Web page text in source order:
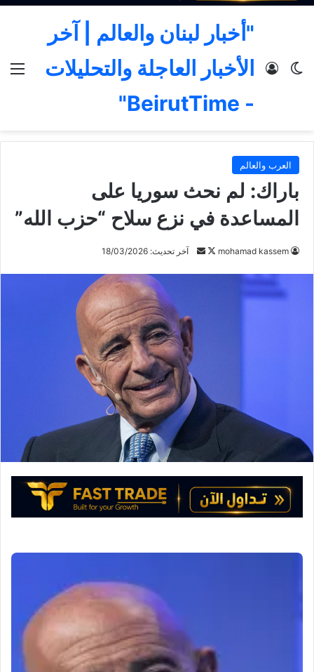
"أخبار لبنان والعالم | آخر
الأخبار العاجلة والتحليلات
- BeirutTime"
الوضع المظلم
تسجيل الدخول
العرب والعالم
باراك: لم نحث سوريا على
المساعدة في نزع سلاح “حزب الله”
mohamad kassem
تابعأرسلآخر تحديث: 18/03/2026